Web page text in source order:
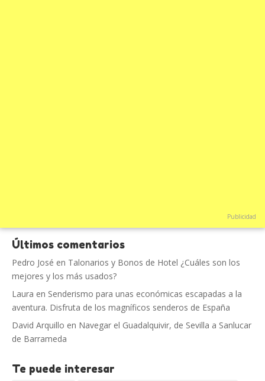
Publicidad
Últimos comentarios
Pedro José en Talonarios y Bonos de Hotel ¿Cuáles son los
mejores y los más usados?
Laura en Senderismo para unas económicas escapadas a la
aventura. Disfruta de los magníficos senderos de España
David Arquillo en Navegar el Guadalquivir, de Sevilla a Sanlucar
de Barrameda
Te puede interesar